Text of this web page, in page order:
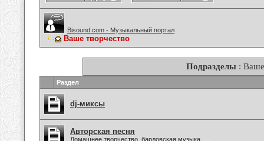
Bisound.com - Музыкальный портал
Ваше творчество
Подразделы :
Раздел
dj-миксы
Авторская песня
Домашнее творчество, бардовская музыка, ...